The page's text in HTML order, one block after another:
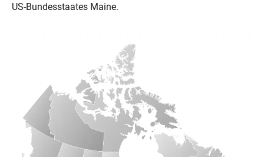
US-Bundesstaates Maine.